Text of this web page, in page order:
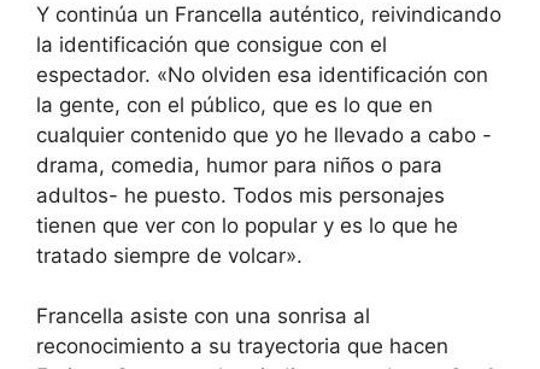
Y continúa un Francella auténtico, reivindicando
la identificación que consigue con el
espectador. «No olviden esa identificación con
la gente, con el público, que es lo que en
cualquier contenido que yo he llevado a cabo -
drama, comedia, humor para niños o para
adultos- he puesto. Todos mis personajes
tienen que ver con lo popular y es lo que he
tratado siempre de volcar».
Francella asiste con una sonrisa al
reconocimiento a su trayectoria que hacen